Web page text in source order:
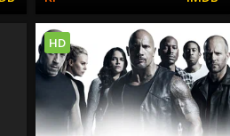
HD